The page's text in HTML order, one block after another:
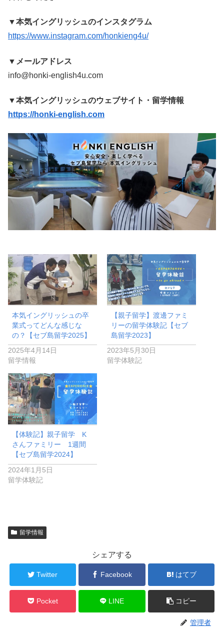
▼本気イングリッシュのインスタグラム
https://www.instagram.com/honkieng4u/
▼メールアドレス
info@honki-english4u.com
▼本気イングリッシュのウェブサイト・留学情報
https://honki-english.com
本気イングリッシュの卒
業式ってどんな感じな
の？【セブ島留学2025】
2025年4月14日
留学情報
【親子留学】渡邊ファミ
リーの留学体験記【セブ
島留学2023】
2023年5月30日
留学体験記
【体験記】親子留学 K
さんファミリー 1週間
【セブ島留学2024】
2024年1月5日
留学体験記
留学情報
シェアする
Twitter Facebook はてブ
Pocket LINE コピー
管理者